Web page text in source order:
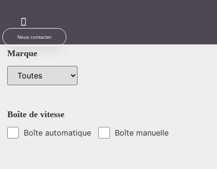
Nous contacter
Marque
Boîte de vitesse
Boîte automatique
Boîte manuelle